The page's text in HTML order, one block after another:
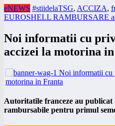
eNEWS #stiidelaTSG, ACCIZA,
EUROSHELL RAMBURSARE
Noi informatii cu
accizei la motorina
Autoritatile franceze au publicat
rambursabile pentru primul